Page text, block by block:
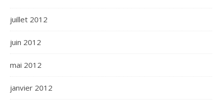
juillet 2012
juin 2012
mai 2012
janvier 2012